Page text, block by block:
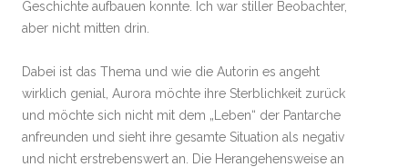
Geschichte aufbauen konnte. Ich war stiller Beobachter,
aber nicht mitten drin.
Dabei ist das Thema und wie die Autorin es angeht
wirklich genial, Aurora möchte ihre Sterblichkeit zurück
und möchte sich nicht mit dem „Leben“ der Pantarche
anfreunden und sieht ihre gesamte Situation als negativ
und nicht erstrebenswert an. Die Herangehensweise an